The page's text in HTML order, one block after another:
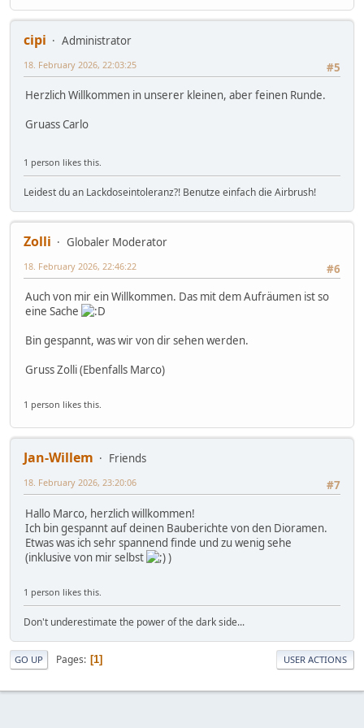
cipi
Administrator
#5
18. February 2026, 22:03:25
Herzlich Willkommen in unserer kleinen, aber feinen Runde.
Gruass Carlo
1 person likes this.
Leidest du an Lackdoseintoleranz?! Benutze einfach die Airbrush!
Zolli
Globaler Moderator
#6
18. February 2026, 22:46:22
Auch von mir ein Willkommen. Das mit dem Aufräumen ist so
eine Sache
Bin gespannt, was wir von dir sehen werden.
Gruss Zolli (Ebenfalls Marco)
1 person likes this.
Jan-Willem
Friends
#7
18. February 2026, 23:20:06
Hallo Marco, herzlich willkommen!
Ich bin gespannt auf deinen Bauberichte von den Dioramen.
Etwas was ich sehr spannend finde und zu wenig sehe
(inklusive von mir selbst
)
1 person likes this.
Don't underestimate the power of the dark side...
GO UP Pages 1 USER ACTIONS